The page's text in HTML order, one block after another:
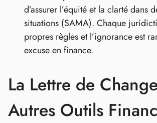
d’assurer l’équité et la clarté dans
situations (SAMA). Chaque
propres règles et l’ignorance est
excuse en finance.
La Lettre de
Autres Outils